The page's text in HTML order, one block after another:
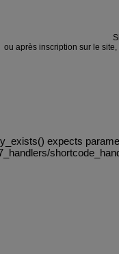
ou après inscription sur le
expects